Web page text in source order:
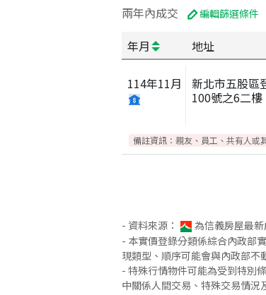
兩年內成交 編輯篩選條件
年月 地址
114年11月
新北市五股區
100號之6二樓
備註資訊： 親友、員工、共有人或
- 資料來源： 為信義房屋最
- 本實價登錄分類係綜合內政部
現類型、順序可能會與內政部不
- 特殊行情物件可能為受到特別
中關係人間交易、特殊交易情